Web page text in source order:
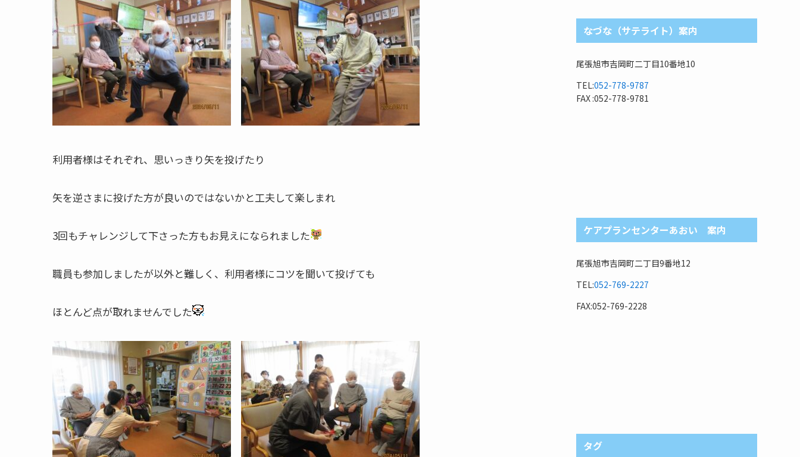
利用者様はそれぞれ、思いっきり矢を投げたり
矢を逆さまに投げた方が良いのではないかと工夫して楽しまれ
3回もチャレンジして下さった方もお見えになられました
職員も参加しましたが以外と難しく、利用者様にコツを聞いて投げても
ほとんど点が取れませんでした
なづな（サテライト）案内
尾張旭市吉岡町二丁目10番地10
TEL:052-778-9787
FAX :052-778-9781
ケアプランセンターあおい 案内
尾張旭市吉岡町二丁目9番地12
TEL:052-769-2227
FAX:052-769-2228
タグ